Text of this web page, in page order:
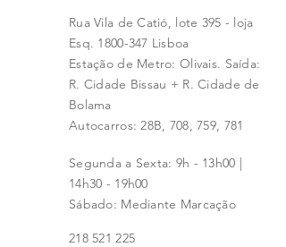
Rua Vila de Catió, lote 395 - loja
Esq. 1800-347 Lisboa
Estação de Metro: Olivais. Saída:
R. Cidade Bissau + R. Cidade de
Bolama
Autocarros: 28B, 708, 759, 781
Segunda a Sexta: 9h - 13h00 |
14h30 - 19h00
Sábado: Mediante Marcação
218 521 225